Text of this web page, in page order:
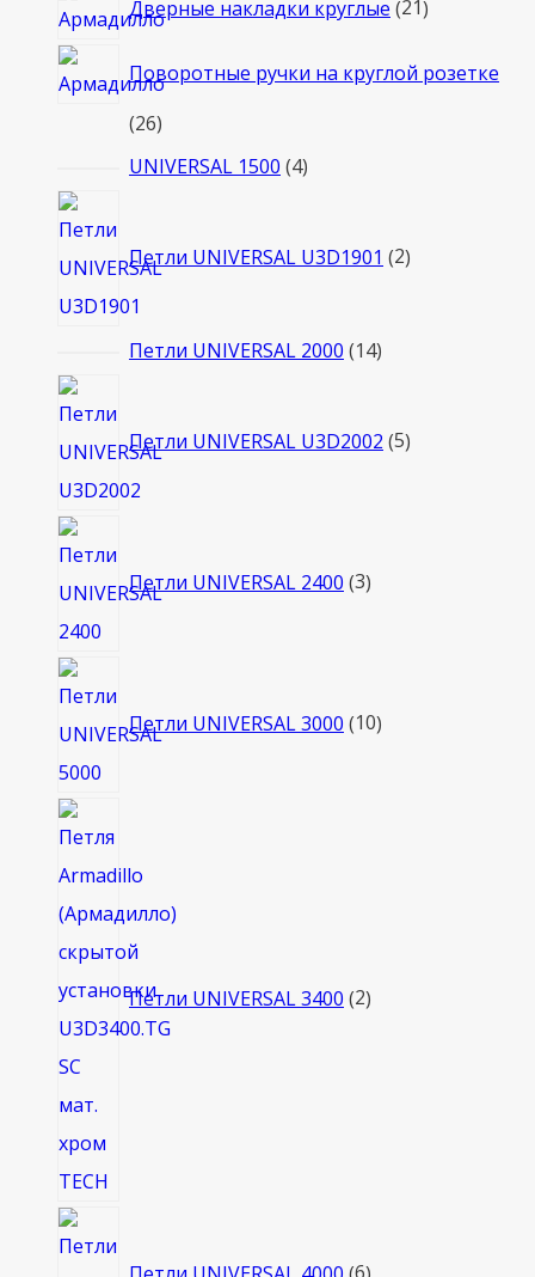
Дверные накладки круглые 21
Поворотные ручки на круглой розетке
2626
товаров
UNIVERSAL 1500 44
Петли UNIVERSAL U3D1901 2товара
Петли UNIVERSAL 2000 1414
Петли UNIVERSAL U3D2002 5товаров
Петли UNIVERSAL 2400 3товара
Петли UNIVERSAL 3000 10товаров
Петли UNIVERSAL 3400 2
товаров